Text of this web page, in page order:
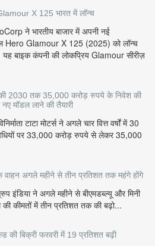
X 125 भारत में लॉन्च
ने भारतीय बाजार में अपनी नई
Hero Glamour X 125 (2025) को लॉन्च
यह बाइक कंपनी की लोकप्रिय Glamour सीरीज़
की 2030 तक 35,000 करोड़ रुपये के निवेश की
मॉडल लाने की तैयारी
टाटा मोटर्स ने अगले चार वित्त वर्षों में 30
पर 33,000 करोड़ रुपये से लेकर 35,000
वाहन अगले महीने से तीन प्रतिशत तक महंगे होंगे
इंडिया ने अगले महीने से बीएमडब्ल्यू और मिनी
कीमतों में तीन प्रतिशत तक की बढ़ो...
की बिक्री फरवरी में 19 प्रतिशत बढ़ी